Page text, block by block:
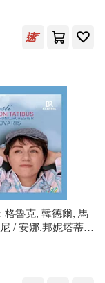
風琴〉查利‧波特
洲進口盤 (LP黑膠
/ Joyce
Charlie Porte
格魯克, 韓德爾, 馬
/ 安娜.邦妮塔蒂芭
瓦維斯(指揮)慕尼
HANDEL,